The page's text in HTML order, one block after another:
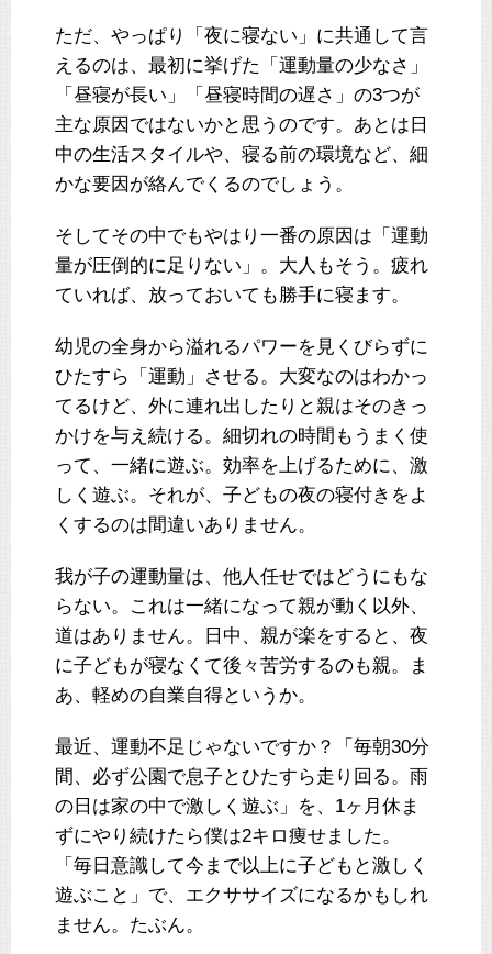
ただ、やっぱり「夜に寝ない」に共通して言
えるのは、最初に挙げた「運動量の少なさ」
「昼寝が長い」「昼寝時間の遅さ」の3つが
主な原因ではないかと思うのです。あとは日
中の生活スタイルや、寝る前の環境など、細
かな要因が絡んでくるのでしょう。
そしてその中でもやはり一番の原因は「運動
量が圧倒的に足りない」。大人もそう。疲れ
ていれば、放っておいても勝手に寝ます。
幼児の全身から溢れるパワーを見くびらずに
ひたすら「運動」させる。大変なのはわかっ
てるけど、外に連れ出したりと親はそのきっ
かけを与え続ける。細切れの時間もうまく使
って、一緒に遊ぶ。効率を上げるために、激
しく遊ぶ。それが、子どもの夜の寝付きをよ
くするのは間違いありません。
我が子の運動量は、他人任せではどうにもな
らない。これは一緒になって親が動く以外、
道はありません。日中、親が楽をすると、夜
に子どもが寝なくて後々苦労するのも親。ま
あ、軽めの自業自得というか。
最近、運動不足じゃないですか？「毎朝30分
間、必ず公園で息子とひたすら走り回る。雨
の日は家の中で激しく遊ぶ」を、1ヶ月休ま
ずにやり続けたら僕は2キロ痩せました。
「毎日意識して今まで以上に子どもと激しく
遊ぶこと」で、エクササイズになるかもしれ
ません。たぶん。